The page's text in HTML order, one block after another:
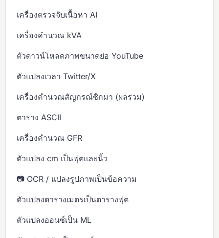
เครื่องตรวจจับเนื้อหา AI
เครื่องคำนวณ kVA
ตัวดาวน์โหลดภาพขนาดย่อ YouTube
ตัวแปลงเวลา Twitter/X
เครื่องคำนวณสัญกรณ์ซิกมา (ผลรวม)
ตาราง ASCII
เครื่องคำนวณ GFR
ตัวแปลง cm เป็นฟุตและนิ้ว
📷 OCR / แปลงรูปภาพเป็นข้อความ
ตัวแปลงตารางเมตรเป็นตารางฟุต
ตัวแปลงออนซ์เป็น ML